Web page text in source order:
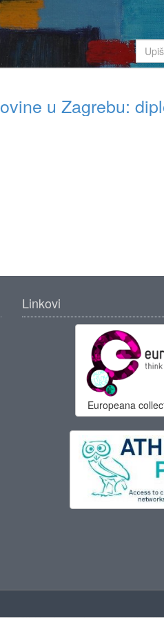
u Zagrebu:
Linkovi
Europeana